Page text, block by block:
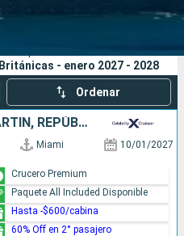
Buscar
- enero 2027 - 2028
Ordenar
ESTADOS UNIDOS, SAN MARTÍN, REPÚBLICA DOMINICANA
Miami 10/01/2027
Crucero Premium
Paquete All Included Disponible
Hasta -$600/cabina
60% Off en 2° pasajero